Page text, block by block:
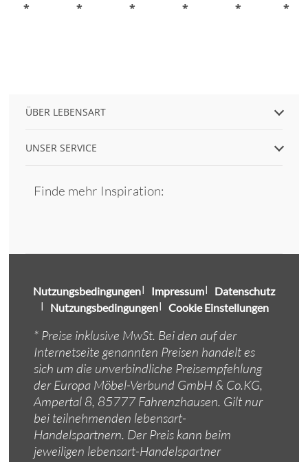
*
*
*
*
*
*
ÜBER LEBENSART
UNSER SERVICE
Finde mehr Inspiration:
Nutzungsbedingungen Impressum
Datenschutz
Nutzungsbedingungen
Cookie Einstellungen
* Preise inklusive MwSt. Bei den auf der
Internetseite genannten Preisen handelt es
sich um die unverbindliche Preisempfehlung
der Europa Möbel-Verbund GmbH & Co.KG,
Ampertal 8, 85777 Fahrenzhausen. Gilt nur
bei teilnehmenden lebensart-
Handelspartnern. Der Preis kann beim
jeweiligen lebensart-Handelspartner